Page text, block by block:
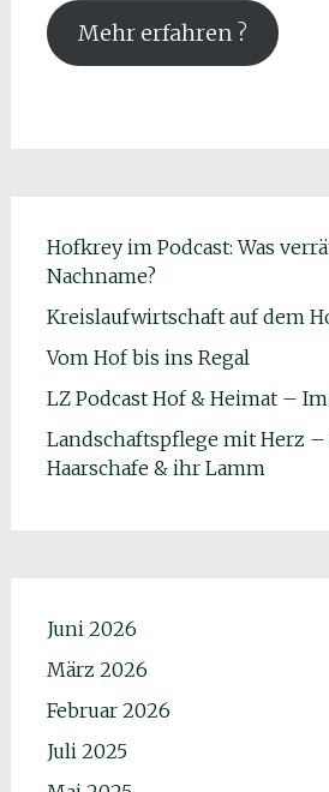
Mehr erfahren ?
Hofkrey im Podcast: Was
Nachname?
Kreislaufwirtschaft auf dem
Vom Hof bis ins Regal
LZ Podcast Hof & Heimat –
Landschaftspflege mit Herz –
Haarschafe & ihr Lamm
Juni 2026
März 2026
Februar 2026
Juli 2025